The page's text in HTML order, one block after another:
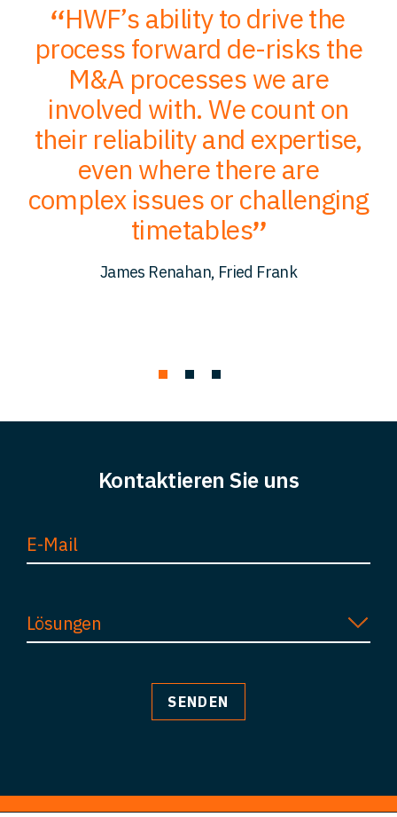
HWF’s ability to drive the
process forward de-risks the
M&A processes we are
involved with. We count on
their reliability and expertise,
even where there are
complex issues or challenging
timetables
James Renahan, Fried Frank
Kontaktieren Sie uns
Lösungen